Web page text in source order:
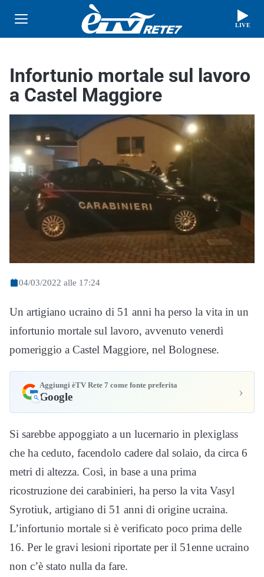
LIVE
Infortunio mortale sul lavoro
a Castel Maggiore
04/03/2022 alle 17:24
Un artigiano ucraino di 51 anni ha perso la vita in un
infortunio mortale sul lavoro, avvenuto venerdì
pomeriggio a Castel Maggiore, nel Bolognese.
Aggiungi èTV Rete 7 come fonte preferita
Google ›
Si sarebbe appoggiato a un lucernario in plexiglass
che ha ceduto, facendolo cadere dal solaio, da circa 6
metri di altezza. Così, in base a una prima
ricostruzione dei carabinieri, ha perso la vita Vasyl
Syrotiuk, artigiano di 51 anni di origine ucraina.
L’infortunio mortale si è verificato poco prima delle
16. Per le gravi lesioni riportate per il 51enne ucraino
non c’è stato nulla da fare.